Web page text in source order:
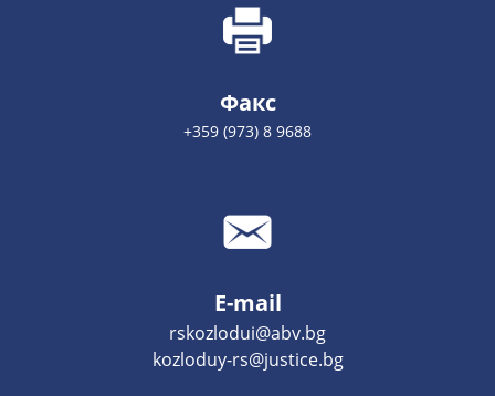
Факс
+359 (973) 8 9688
E-mail
rskozlodui@abv.bg
kozloduy-rs@justice.bg